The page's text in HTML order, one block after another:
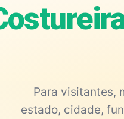
Para visitantes,
estado, cidade,